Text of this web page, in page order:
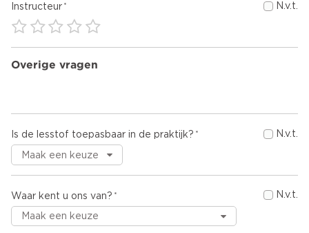
Instructeur N.v.t.
Overige vragen
Is de lesstof toepasbaar in de praktijk? N.v.t.
Waar kent u ons van? N.v.t.